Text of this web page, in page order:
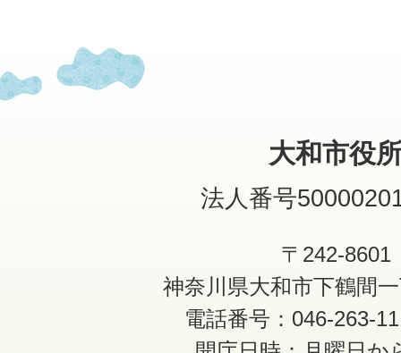
大和市役
法人番号
〒242-8601
神奈川県大和市下鶴間
電話番号：046-263-